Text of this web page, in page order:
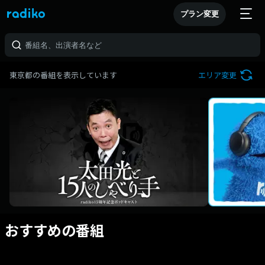
プラン変更
東京都の番組を表示しています エリア変更
おすすめの番組